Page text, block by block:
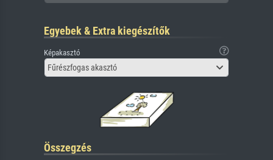
Egyebek & Extra kiegészítők
Képakasztó
Fűrészfogas akasztó
Összegzés